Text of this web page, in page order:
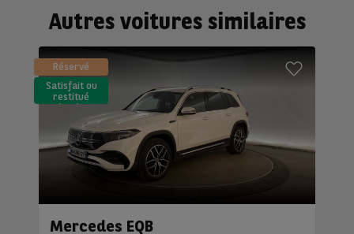
Autres voitures similaires
Réservé
Satisfait ou
restitué
(LLD)*
Mercedes EQB